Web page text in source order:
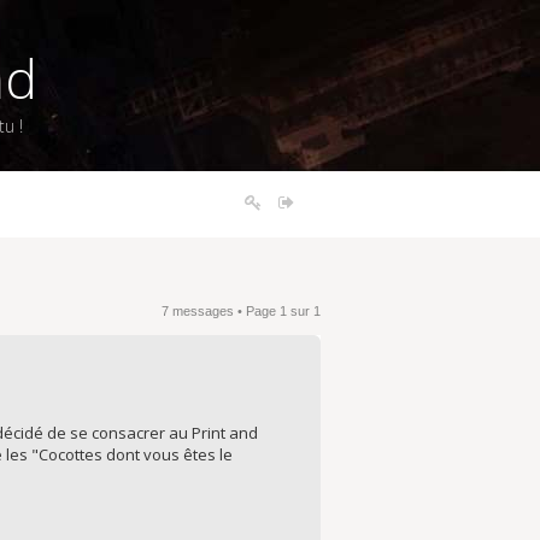
!
7 messages • Page 1 sur 1
de se consacrer au Print and
"Cocottes dont vous êtes le